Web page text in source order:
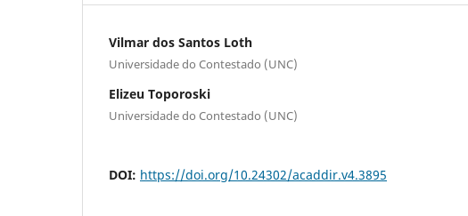
Vilmar dos Santos Loth
Universidade do Contestado (UNC)
Elizeu Toporoski
Universidade do Contestado (UNC)
DOI: https://doi.org/10.24302/acaddir.v4.3895